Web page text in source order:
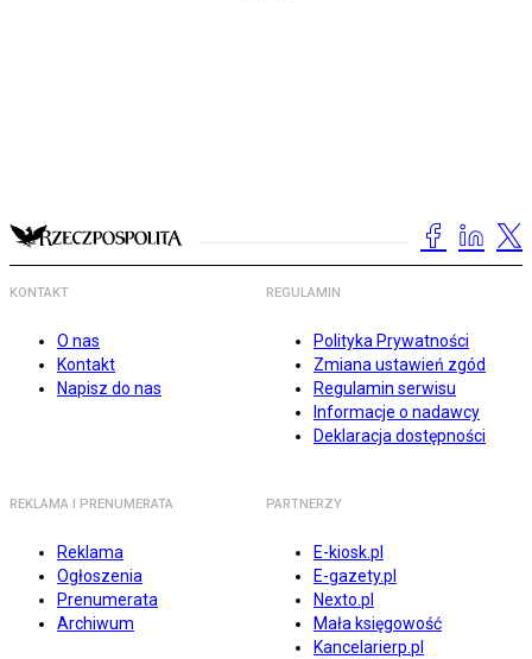
KONTAKT
O nas
Kontakt
Napisz do nas
REGULAMIN
Polityka Prywatności
Zmiana ustawień zgód
Regulamin serwisu
Informacje o nadawcy
Deklaracja dostępności
REKLAMA I PRENUMERATA
Reklama
Ogłoszenia
Prenumerata
Archiwum
PARTNERZY
E-kiosk.pl
E-gazety.pl
Nexto.pl
Mała księgowość
Kancelarierp.pl